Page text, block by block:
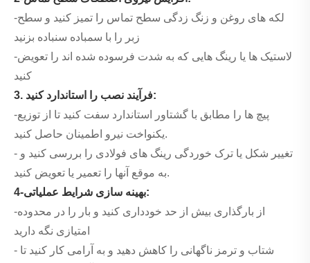
-لکه های روغن و زنگ زدگی سطح تماس را تمیز کنید و سطح
زبر را با سمباده سنباده بزنید
-لاستیک ها یا رینگ هایی که به شدت فرسوده شده اند را تعویض
کنید
3. فرآیند نصب را استاندارد کنید:
-پیچ ها را مطابق با گشتاور استاندارد سفت کنید تا از توزیع
یکنواخت نیرو اطمینان حاصل کنید.
- تغییر شکل یا ترک خوردگی رینگ های فولادی را بررسی کنید و
به موقع آنها را تعمیر یا تعویض کنید.
4-بهینه سازی شرایط عملیاتی:
-از بارگذاری بیش از حد خودداری کنید و بار را در محدوده
امتیازی نگه دارید
- شتاب و ترمز ناگهانی را کاهش دهید و به آرامی کار کنید تا